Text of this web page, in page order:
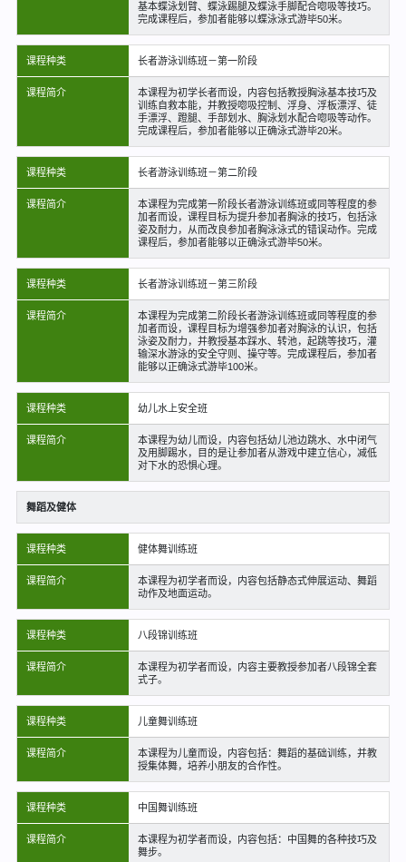
基本蝶泳划臂、蝶泳踢腿及蝶泳手脚配合唿吸等技巧。
完成课程后，参加者能够以蝶泳泳式游毕50米。
课程种类 长者游泳训练班－第一阶段
课程简介
本课程为初学长者而设，内容包括教授胸泳基本技巧及
训练自救本能，并教授唿吸控制、浮身、浮板漂浮、徒
手漂浮、蹬腿、手部划水、胸泳划水配合唿吸等动作。
完成课程后，参加者能够以正确泳式游毕20米。
课程种类 长者游泳训练班－第二阶段
课程简介
本课程为完成第一阶段长者游泳训练班或同等程度的参
加者而设，课程目标为提升参加者胸泳的技巧，包括泳
姿及耐力，从而改良参加者胸泳泳式的错误动作。完成
课程后，参加者能够以正确泳式游毕50米。
课程种类 长者游泳训练班－第三阶段
课程简介
本课程为完成第二阶段长者游泳训练班或同等程度的参
加者而设，课程目标为增强参加者对胸泳的认识，包括
泳姿及耐力，并教授基本踩水、转池，起跳等技巧，灌
输深水游泳的安全守则、操守等。完成课程后，参加者
能够以正确泳式游毕100米。
课程种类 幼儿水上安全班
课程简介
本课程为幼儿而设，内容包括幼儿池边跳水、水中闭气
及用脚踢水，目的是让参加者从游戏中建立信心，减低
对下水的恐惧心理。
舞蹈及健体
课程种类 健体舞训练班
课程简介
本课程为初学者而设，内容包括静态式伸展运动、舞蹈
动作及地面运动。
课程种类 八段锦训练班
课程简介
本课程为初学者而设，内容主要教授参加者八段锦全套
式子。
课程种类 儿童舞训练班
课程简介
本课程为儿童而设，内容包括：舞蹈的基础训练，并教
授集体舞，培养小朋友的合作性。
课程种类 中国舞训练班
课程简介
本课程为初学者而设，内容包括：中国舞的各种技巧及
舞步。